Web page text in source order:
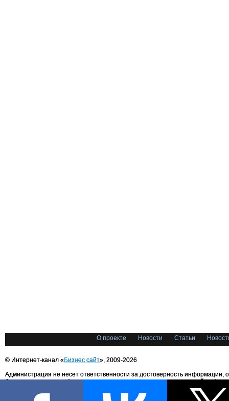
О проекте Новости Статьи
© Интернет-канал «Бизнес сайт», 2009-2026
Администрация не несет ответственности за достоверность информации,
блоггерами портала. Администрация не предоставляет справочной
Все права на любые материалы, опубликованные на сайте, защищены в